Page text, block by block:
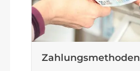
Zahlungsmethoden